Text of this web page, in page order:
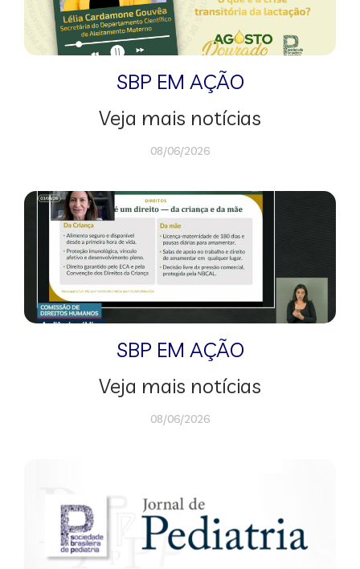
SBP EM AÇÃO
Veja mais notícias
08/06/2026
SBP EM AÇÃO
Veja mais notícias
08/06/2026